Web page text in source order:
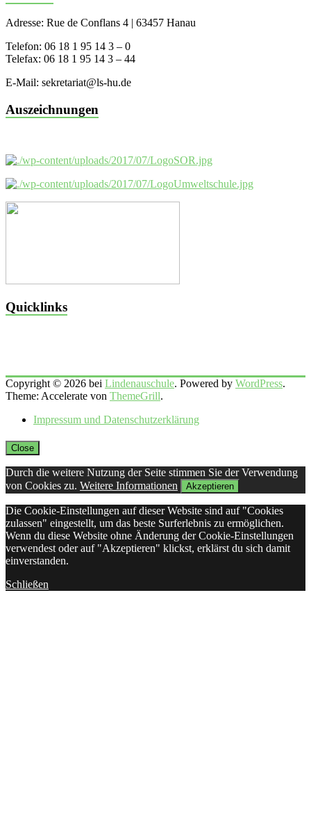
Adresse: Rue de Conflans 4 | 63457 Hanau
Telefon: 06 18 1 95 14 3 – 0
Telefax: 06 18 1 95 14 3 – 44
E-Mail: sekretariat@ls-hu.de
Auszeichnungen
Quicklinks
Copyright © 2026 bei Lindenauschule. Powered by WordPress.
Theme: Accelerate von ThemeGrill.
Impressum und Datenschutzerklärung
Close
Durch die weitere Nutzung der Seite stimmen Sie der Verwendung
von Cookies zu. Weitere Informationen Akzeptieren
Die Cookie-Einstellungen auf dieser Website sind auf "Cookies
zulassen" eingestellt, um das beste Surferlebnis zu ermöglichen.
Wenn du diese Website ohne Änderung der Cookie-Einstellungen
verwendest oder auf "Akzeptieren" klickst, erklärst du sich damit
einverstanden.
Schließen